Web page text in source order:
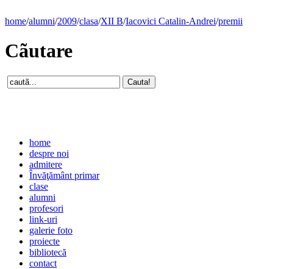
home/alumni/2009/clasa/XII B/Iacovici Catalin-Andrei/premii
Cãutare
home
despre noi
admitere
Învăţământ primar
clase
alumni
profesori
link-uri
galerie foto
proiecte
bibliotecă
contact